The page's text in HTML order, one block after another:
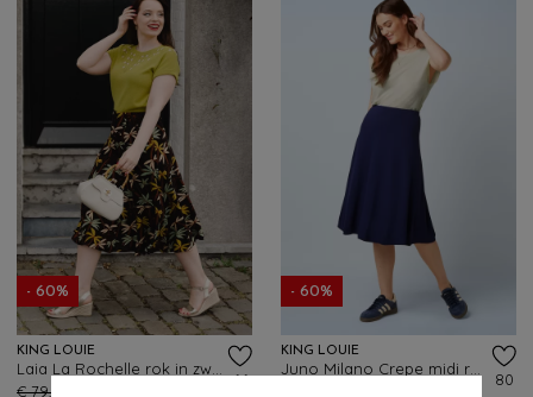
- 60%
KING LOUIE
€ 79,95
66
- 60%
KING LOUIE
80